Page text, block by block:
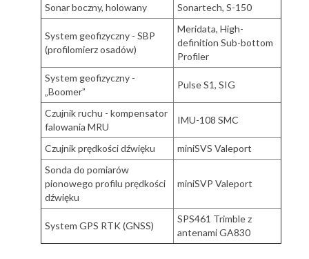
Sonar boczny, holowany
Sonartech, S-150
System geofizyczny - SBP
(profilomierz osadów)
Meridata, High-
definition Sub-bottom
Profiler
System geofizyczny -
„Boomer”
Pulse S1, SIG
Czujnik ruchu - kompensator
falowania MRU
IMU-108 SMC
Czujnik prędkości dźwięku
miniSVS Valeport
Sonda do pomiarów
pionowego profilu prędkości
dźwięku
miniSVP Valeport
System GPS RTK (GNSS)
SPS461 Trimble z
antenami GA830